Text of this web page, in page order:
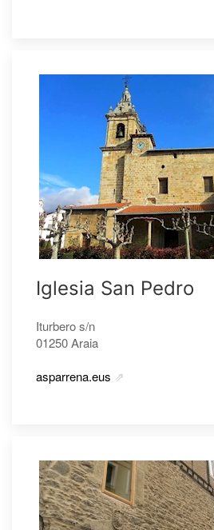
Iglesia San Pedro
Iturbero s/n
01250 Araia
asparrena.eus